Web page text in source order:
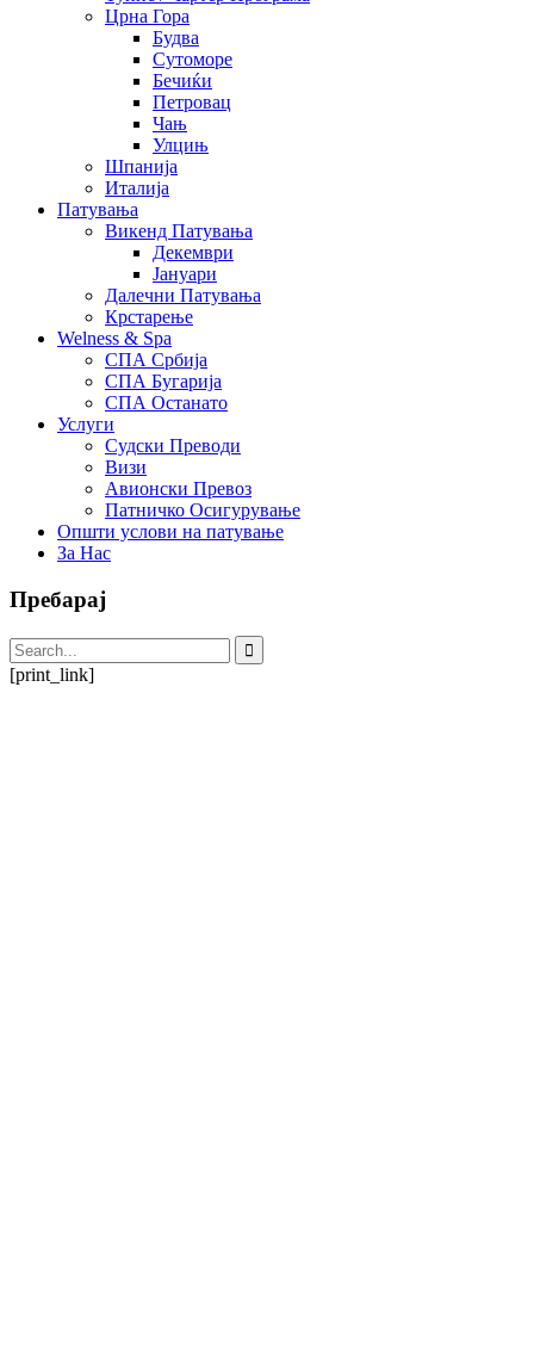
Црна Гора
Будва
Сутоморе
Бечиќи
Петровац
Чањ
Улцињ
Шпанија
Италија
Патувања
Викенд Патувања
Декември
Јануари
Далечни Патувања
Крстарење
Welness & Spa
СПА Србија
СПА Бугарија
СПА Останато
Услуги
Судски Преводи
Визи
Авионски Превоз
Патничко Осигурување
Општи услови на патување
За Нас
Пребарај
[print_link]